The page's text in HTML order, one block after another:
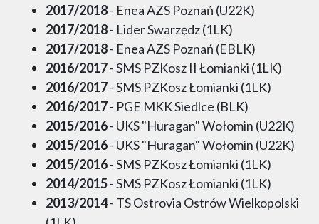
2017/2018- Enea AZS Poznań (U22K)
2017/2018- Lider Swarzędz (1LK)
2017/2018- Enea AZS Poznań (EBLK)
2016/2017- SMS PZKosz II Łomianki (1LK)
2016/2017- SMS PZKosz Łomianki (1LK)
2016/2017- PGE MKK Siedlce (BLK)
2015/2016- UKS "Huragan" Wołomin (U22K)
2015/2016- UKS "Huragan" Wołomin (U22K)
2015/2016- SMS PZKosz Łomianki (1LK)
2014/2015- SMS PZKosz Łomianki (1LK)
2013/2014- TS Ostrovia Ostrów Wielkopolski